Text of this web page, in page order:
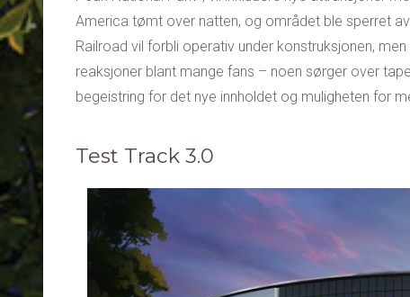
America tømt over natten, og området ble sperret
Railroad vil forbli operativ under konstruksjonen,
reaksjoner blant mange fans – noen sørger over
begeistring for det nye innholdet og muligheten for
Test Track 3.0